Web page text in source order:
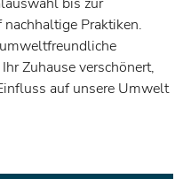
Praktiken.
Zuhause verschönert,
auf unsere Umwelt